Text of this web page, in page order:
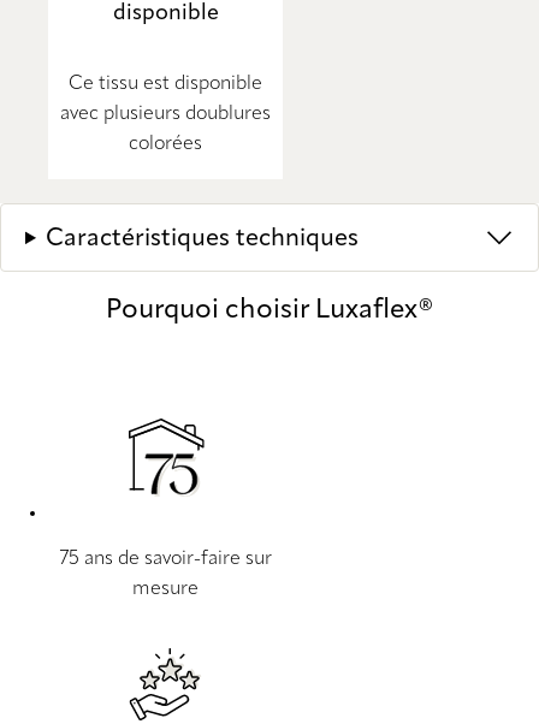
disponible
Ce tissu est disponible
avec plusieurs doublures
colorées
Caractéristiques techniques
Pourquoi choisir Luxaflex®
75 ans de savoir-faire sur
mesure